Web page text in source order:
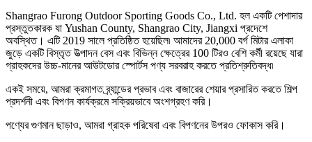
Shangrao Furong Outdoor Sporting Goods Co., Ltd. হল একটি পেশাদার
প্রস্তুতকারক যা Yushan County, Shangrao City, Jiangxi প্রদেশে
অবস্থিত। এটি 2019 সালে প্রতিষ্ঠিত হয়েছিল৷ আমাদের 20,000 বর্গ মিটার এলাকা
জুড়ে একটি বিস্তৃত উত্পাদন বেস এবং বিভিন্ন ক্ষেত্রের 100 টিরও বেশি কর্মী রয়েছে যারা
গ্রাহকদের উচ্চ-মানের আউটডোর স্পোর্টস পণ্য সরবরাহ করতে প্রতিশ্রুতিবদ্ধ৷
একই সময়ে, আমরা ক্রমাগত ব্র্যান্ডের প্রভাব এবং বাজারের শেয়ার প্রসারিত করতে শিল্প
প্রদর্শনী এবং বিপণন কার্যক্রমে সক্রিয়ভাবে অংশগ্রহণ করি।
পণ্যের গুণমান ছাড়াও, আমরা গ্রাহক পরিষেবা এবং বিপণনের উপরও ফোকাস করি।